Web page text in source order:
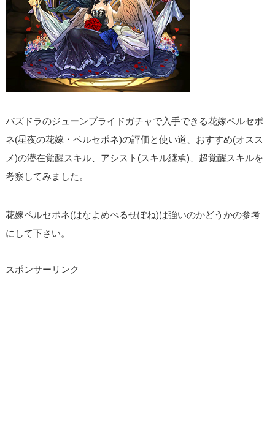
パズドラのジューンブライドガチャで入手できる花嫁ペルセポ
ネ(星夜の花嫁・ペルセポネ)の評価と使い道、おすすめ(オスス
メ)の潜在覚醒スキル、アシスト(スキル継承)、超覚醒スキルを
考察してみました。
花嫁ペルセポネ(はなよめぺるせぽね)は強いのかどうかの参考
にして下さい。
スポンサーリンク